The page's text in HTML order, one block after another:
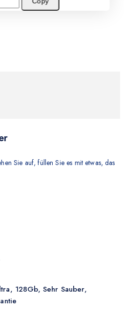
Sie auf, füllen Sie es mit etwas, das